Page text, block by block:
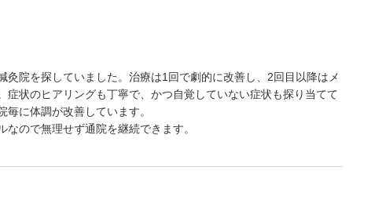
灸院を探していました。治療は1回で劇的に改善し、2回目以降はメ
症状のヒアリングも丁寧で、かつ自覚していない症状も探り当てて
に体調が改善しています。
なので無理せず通院を継続できます。